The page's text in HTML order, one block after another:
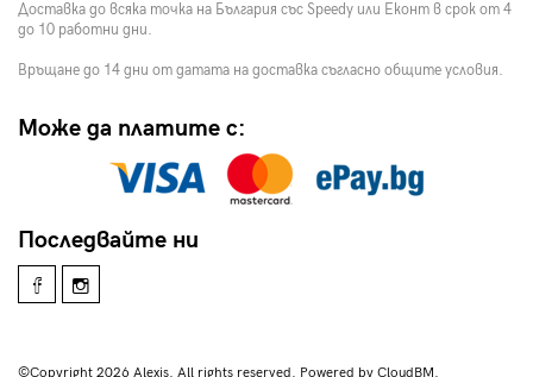
Доставка до всяка точка на България със Speedy или Еконт в срок от 4
до 10 работни дни.
Връщане до 14 дни от датата на доставка съгласно общите условия.
Може да платите с:
Последвайте ни
©Copyright 2026 Alexis. All rights reserved. Powered by CloudBM.